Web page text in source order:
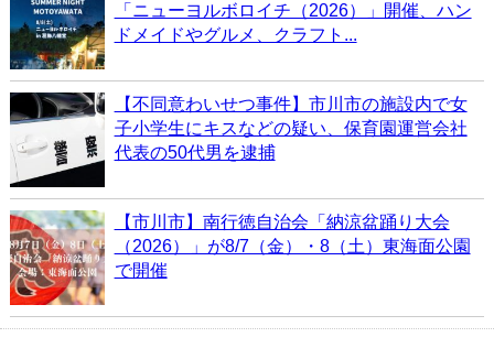
「ニューヨルボロイチ（2026）」開催、ハン
ドメイドやグルメ、クラフト...
【不同意わいせつ事件】市川市の施設内で女
子小学生にキスなどの疑い、保育園運営会社
代表の50代男を逮捕
【市川市】南行徳自治会「納涼盆踊り大会
（2026）」が8/7（金）・8（土）東海面公園
で開催